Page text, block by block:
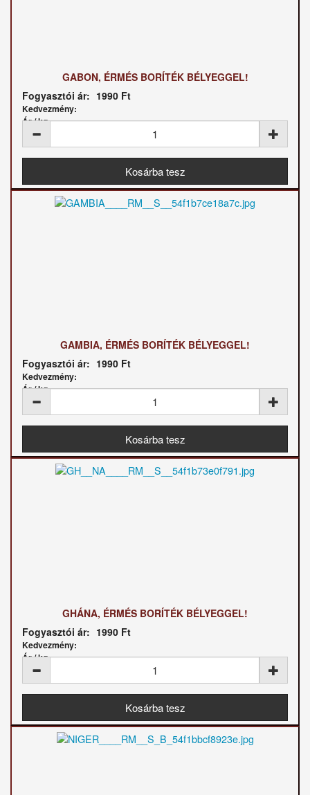
GABON, ÉRMÉS BORÍTÉK BÉLYEGGEL!
Fogyasztói ár: 1990 Ft
Kedvezmény:
Ár / kg:
GAMBIA, ÉRMÉS BORÍTÉK BÉLYEGGEL!
Fogyasztói ár: 1990 Ft
Kedvezmény:
Ár / kg:
GHÁNA, ÉRMÉS BORÍTÉK BÉLYEGGEL!
Fogyasztói ár: 1990 Ft
Kedvezmény:
Ár / kg: